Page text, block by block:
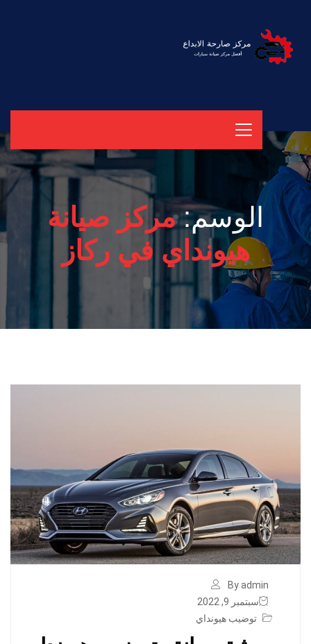
الوسم:مركز صيانة
هيونداي في ركاز
By admin
سبتمبر 9, 2022
توضيب هيونداي